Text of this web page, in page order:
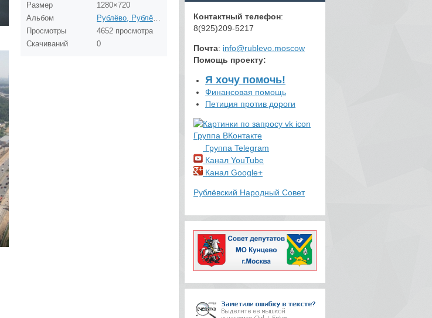
Размер
1280×720
Альбом
Рублёво, Рублёвская водопроводная станция
Просмотры
4652 просмотра
Скачиваний
0
Контактный телефон:
8(925)209-5217
Почта: info@rublevo.moscow
Помощь проекту:
Я хочу помочь!
Финансовая помощь
Петиция против дороги
Группа ВКонтакте
Группа Telegram
Канал YouTube
Канал Google+
Рублёвский Народный Совет